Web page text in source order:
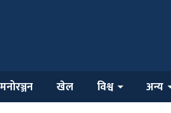
मनोरञ्जन खेल विश्व अन्य